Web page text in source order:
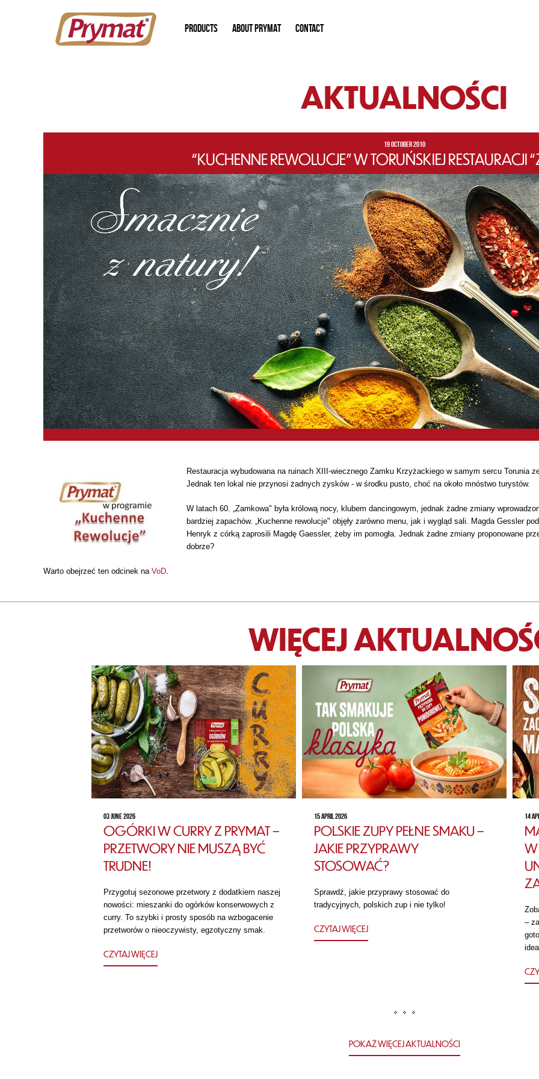
PRODUCTS ABOUT PRYMAT CONTACT
AKTUALNOŚCI
19 OCTOBER 2010
“KUCHENNE REWOLUCJE” W TORUŃSKIEJ RESTAURACJI
Restauracja wybudowana na ruinach XIII-wiecznego Zamku Krzyżackiego w samym sercu Torunia
Jednak ten lokal nie przynosi żadnych zysków - w środku pusto, choć na około mnóstwo turystów.
W latach 60. „Zamkowa" była królową nocy, klubem dancingowym, jednak żadne zmiany
bardziej zapachów. „Kuchenne rewolucje" objęły zarówno menu, jak i wygląd sali. Magda Gessler
Henryk z córką zaprosili Magdę Gaessler, żeby im pomogła. Jednak żadne zmiany proponowane
dobrze?
Warto obejrzeć ten odcinek na VoD.
WIĘCEJ
03 JUNE 2026
OGÓRKI W CURRY Z PRYMAT –
PRZETWORY NIE MUSZĄ BYĆ
TRUDNE!
Przygotuj sezonowe przetwory z dodatkiem naszej
nowości: mieszanki do ogórków konserwowych z
curry. To szybki i prosty sposób na wzbogacenie
przetworów o nieoczywisty, egzotyczny smak.
CZYTAJ WIĘCEJ
15 APRIL 2026
POLSKIE ZUPY PEŁNE SMAKU –
JAKIE PRZYPRAWY
STOSOWAĆ?
Sprawdź, jakie przyprawy stosować do
tradycyjnych, polskich zup i nie tylko!
CZYTAJ WIĘCEJ
14
W
–
POKAŻ WIĘCEJ AKTUALNOŚCI